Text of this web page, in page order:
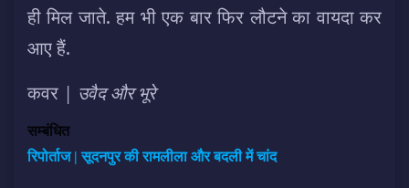
ही मिल जाते. हम भी एक बार फिर लौटने का वायदा कर
आए हैं.
कवर | उवैद और भूरे
सम्बंधित
रिपोर्ताज | सूदनपुर की रामलीला और बदली में चांद